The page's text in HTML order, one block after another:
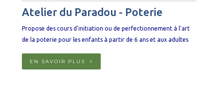
Atelier du Paradou - Poterie
Propose des cours d'initiation ou de perfectionnement à l'art
de la poterie pour les enfants à partir de 6 ans et aux adultes
EN SAVOIR PLUS